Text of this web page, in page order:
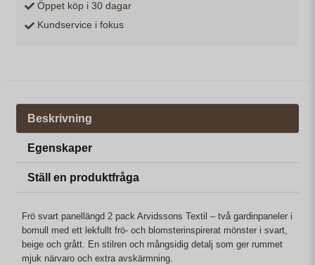
Öppet köp i 30 dagar
Kundservice i fokus
Beskrivning
Egenskaper
Ställ en produktfråga
Frö svart panellängd 2 pack Arvidssons Textil – två gardinpaneler i
bomull med ett lekfullt frö- och blomsterinspirerat mönster i svart,
beige och grått. En stilren och mångsidig detalj som ger rummet
mjuk närvaro och extra avskärmning.